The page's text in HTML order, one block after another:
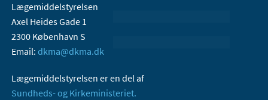
Lægemiddelstyrelsen
Axel Heides Gade 1
2300 København S
Email: dkma@dkma.dk
Lægemiddelstyrelsen er en del af
Sundheds- og Kirkeministeriet.